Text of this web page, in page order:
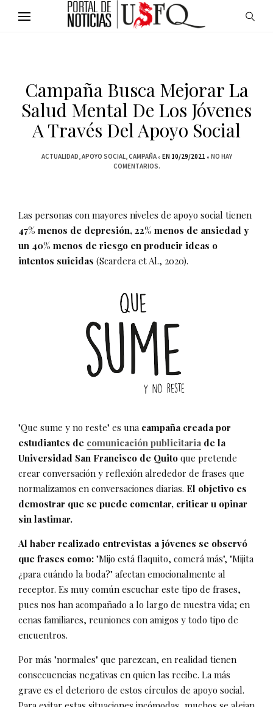
Campaña Busca Mejorar La
Salud Mental De Los Jóvenes
A Través Del Apoyo Social
ACTUALIDAD APOYO SOCIAL CAMPAÑA EN 10/29/2021
NO HAY
COMENTARIOS.
Las personas con mayores niveles de apoyo social tienen
47% menos de depresión, 22% menos de ansiedad y
un 40% menos de riesgo en producir ideas o
intentos suicidas (Scardera et Al., 2020).
"Que sume y no reste" es una campaña creada por
estudiantes de comunicación publicitaria de la
Universidad San Francisco de Quito que pretende
crear conversación y reflexión alrededor de frases que
normalizamos en conversaciones diarias. El objetivo es
demostrar que se puede comentar, criticar u opinar
sin lastimar.
Al haber realizado entrevistas a jóvenes se observó
que frases como: "Mijo está flaquito, comerá más", "Mijita
¿para cuándo la boda?" afectan emocionalmente al
receptor. Es muy común escuchar este tipo de frases,
pues nos han acompañado a lo largo de nuestra vida; en
cenas familiares, reuniones con amigos y todo tipo de
encuentros.
Por más "normales" que parezcan, en realidad tienen
consecuencias negativas en quien las recibe. La más
grave es el deterioro de estos círculos de apoyo social.